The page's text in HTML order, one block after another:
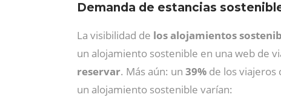
Demanda de estancias
La visibilidad de los alojamientos
un alojamiento sostenible en una web de
reservar. Más aún: un 39% de los viajeros
un alojamiento sostenible varían: